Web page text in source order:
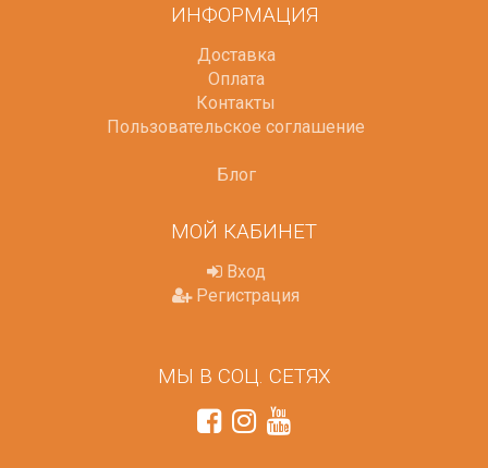
ИНФОРМАЦИЯ
Доставка
Оплата
Контакты
Пользовательское соглашение
Блог
МОЙ КАБИНЕТ
Вход
Регистрация
МЫ В СОЦ. СЕТЯХ